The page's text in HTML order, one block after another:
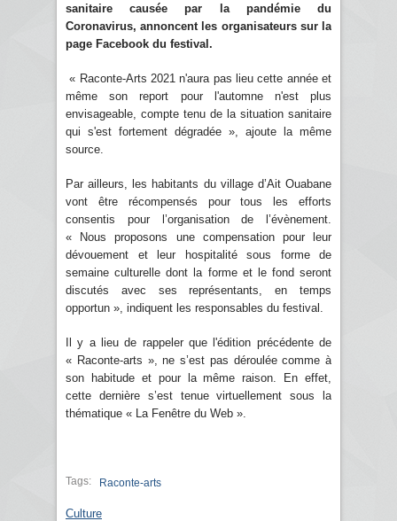
sanitaire causée par la pandémie du
Coronavirus, annoncent les organisateurs sur la
page Facebook du festival.
« Raconte-Arts 2021 n'aura pas lieu cette année et
même son report pour l'automne n'est plus
envisageable, compte tenu de la situation sanitaire
qui s'est fortement dégradée », ajoute la même
source.
Par ailleurs, les habitants du village d’Ait Ouabane
vont être récompensés pour tous les efforts
consentis pour l’organisation de l’évènement.
« Nous proposons une compensation pour leur
dévouement et leur hospitalité sous forme de
semaine culturelle dont la forme et le fond seront
discutés avec ses représentants, en temps
opportun », indiquent les responsables du festival.
Il y a lieu de rappeler que l'édition précédente de
« Raconte-arts », ne s’est pas déroulée comme à
son habitude et pour la même raison. En effet,
cette dernière s’est tenue virtuellement sous la
thématique « La Fenêtre du Web ».
Tags: Raconte-arts
Culture